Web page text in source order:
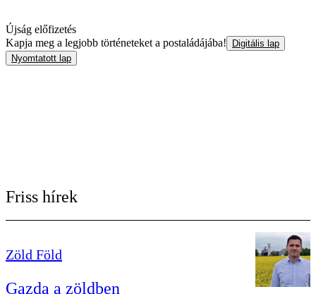
Újság előfizetés
Kapja meg a legjobb történeteket a postaládájába!
Digitális lap
Nyomtatott lap
Friss hírek
Zöld Föld
Gazda a zöldben